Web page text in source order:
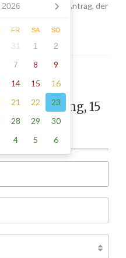
für den Antrag, der
für den
der Schilder
Anordnung, 15
2026
FR SA SO
31 1
2
7 8
9
14 15
16
21 22
23
28 29
30
4 5 6